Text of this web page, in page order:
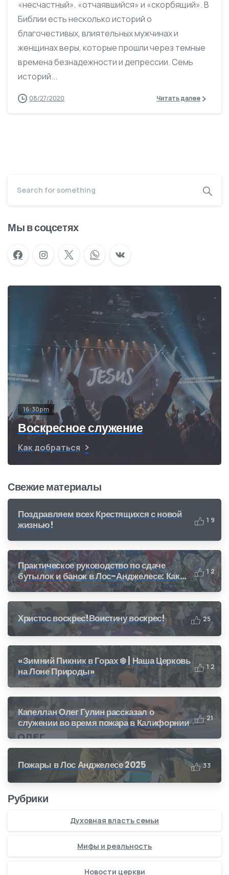
«несчастный», «отчаявшийся» и «скорбящий». В
Библии есть несколько историй о
благочестивых, влиятельных мужчинах и
женщинах веры, которые прошли через темные
времена безнадежности и депрессии. Семь
историй...
08/27/2020 Читать далее
Мы в соцсетях
16:30pm
Воскресное служение
Как добраться
Свежие материалы
Поздравляем всех Крестящихся с новой
жизнью!
1 9
Практическое руководство по сдаче
бутылок и банок в Лос-Анджелесе: Как
получить деньги за переработку (CRV)
1 2
Христос воскрес!Воистину воскрес! 25
«Зимний Пикник в Горах ❄️ | Наша Церковь
на Лоне Природы»
1 2
Капеллан Олег Гулин рассказал о
служении во время пожара в Калифорнии
21
Пожары в Лос Анджелесе 2025 33
Рубрики
Духовная власть семьи
Мифы и реальность
Новости церкви